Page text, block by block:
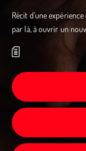
Récit d’une
par là, à ouvrir un